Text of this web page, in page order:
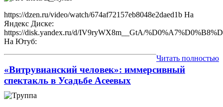
https://dzen.ru/video/watch/674af72157eb8048e2daed1b На
Яндекс Диске:
https://disk.yandex.ru/d/IV9ryWX8m__GtA/
На Ютуб:
Читать полностью
«Витрувианский человек»: иммерсивный
спектакль в Усадьбе Асеевых